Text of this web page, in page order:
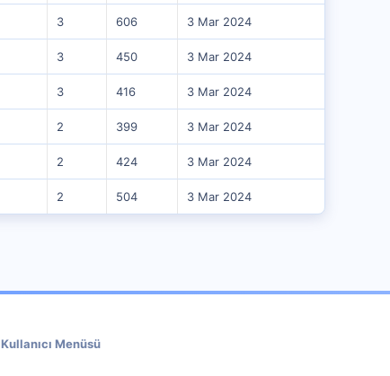
3 606 3 Mar 2024
3 450 3 Mar 2024
3 416 3 Mar 2024
2 399 3 Mar 2024
2 424 3 Mar 2024
2 504 3 Mar 2024
Kullanıcı Menüsü